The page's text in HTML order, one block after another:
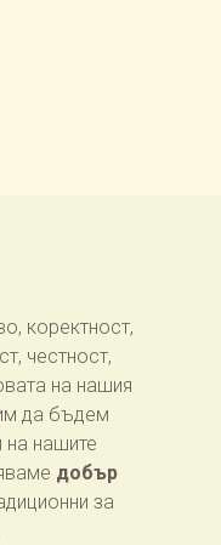
коректност,
честност,
на нашия
да бъдем
на нашите
добър
за